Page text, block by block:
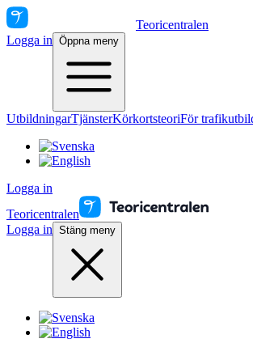
Teoricentralen
Logga in Öppna meny
UtbildningarTjänsterKörkortsteoriFör
Logga in
Teoricentralen
Logga in Stäng meny